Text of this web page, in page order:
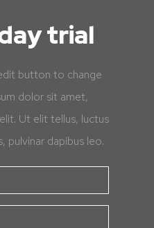
trial
button to change
dolor sit amet,
Ut elit tellus, luctus
pulvinar dapibus leo.